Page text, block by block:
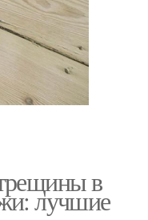
в
лучшие